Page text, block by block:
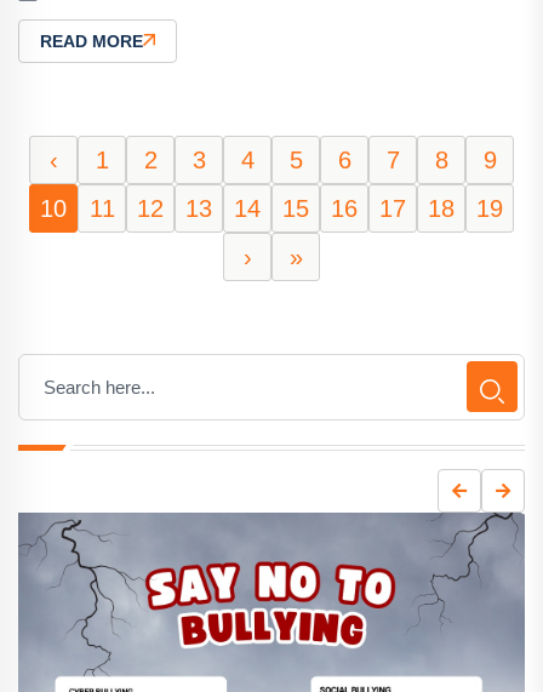
READ MORE
‹ 1 2 3 4 5 6 7 8
9
10
11 12 13 14 15 16 17 18
19
›
»